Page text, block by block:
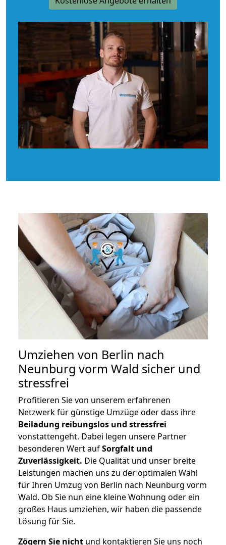
Umziehen von Berlin nach
Neunburg vorm Wald sicher und
stressfrei
Profitieren Sie von unserem erfahrenen
Netzwerk für günstige Umzüge oder dass ihre
Beiladung reibungslos und stressfrei
vonstattengeht. Dabei legen unsere Partner
besonderen Wert aufSorgfalt und
Zuverlässigkeit. Die Qualität und unser breite
Leistungen machen uns zu der optimalen Wahl
für Ihren Umzug von Berlin nach Neunburg vorm
Wald. Ob Sie nun eine kleine Wohnung oder ein
großes Haus umziehen, wir haben die passende
Lösung für Sie.
Zögern Sie nicht und kontaktieren Sie uns noch